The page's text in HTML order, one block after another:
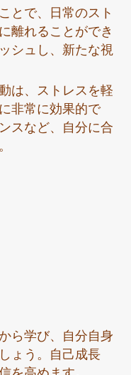
とで、日常のスト
離れることができ
シュし、新たな視
は、ストレスを軽
非常に効果的で
スなど、自分に合
ら学び、自分自身
ょう。自己成長